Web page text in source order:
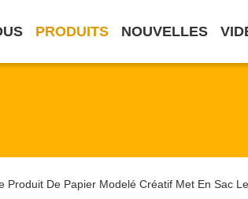
PRODUITS NOUVELLES
Produit De Papier Modelé Créatif Met En Sac